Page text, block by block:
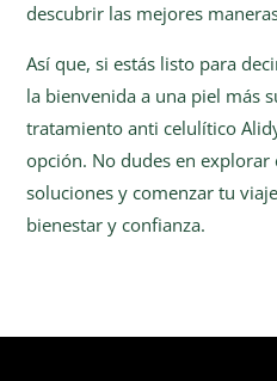
descubrir las mejores
Así que, si estás listo para
la bienvenida a una piel más
tratamiento anti celulítico
opción. No dudes en explorar
soluciones y comenzar tu
bienestar y confianza.